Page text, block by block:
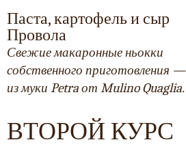
Паста, картофель и сыр
Провола
Свежие макаронные ньокки
собственного приготовления —
из муки Petra от Mulino Quaglia.
ВТОРОЙ КУРС